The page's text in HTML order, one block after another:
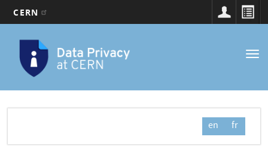
contenu
principal
CERN
Navigation
principale
en fr